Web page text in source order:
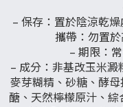
– 保存：置於陰涼乾
攜帶：勿置
– 期限：
– 成分：非基改玉米澱
麥芽糊精、砂糖、酵
醣、天然檸檬原汁、